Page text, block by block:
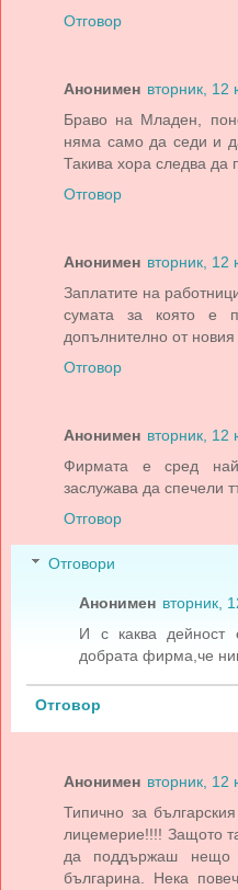
Отговор
Анонимен вторник, 12
Браво на Младен,
няма само да седи и
Такива хора следва да
Отговор
Анонимен вторник, 12
Заплатите на
сумата за която е
допълнително от новия
Отговор
Анонимен вторник, 12
Фирмата е сред
заслужава да спечели
Отговор
Отговори
Анонимен вторник,
И с каква дейност
добрата фирма,че
Отговор
Анонимен вторник, 12
Типично за
лицемерие!!!! Защото
да поддържаш нещо
българина. Нека